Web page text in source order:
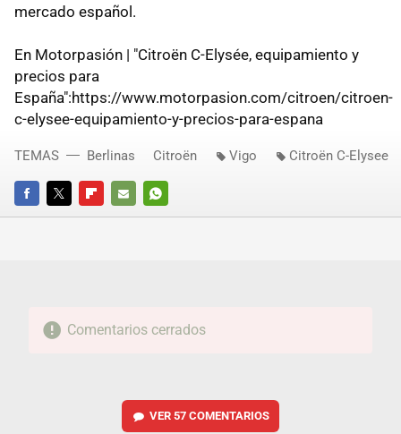
mercado español.
En Motorpasión | "Citroën C-Elysée, equipamiento y
precios para
España":https://www.motorpasion.com/citroen/citroen-
c-elysee-equipamiento-y-precios-para-espana
FACEBOOKTWITTERFLIPBOARD
E-
WHATSAPP
TEMAS Berlinas Citroën Vigo Citroën C-Elysee
Comentarios cerrados
VER 57 COMENTARIOS